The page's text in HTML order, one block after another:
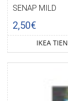
SENAP MILD
2,50€
IKEA